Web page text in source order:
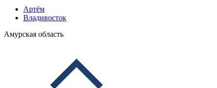
Артём
Владивосток
Амурская область